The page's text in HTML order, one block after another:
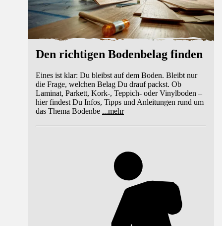
Den richtigen Bodenbelag finden
Eines ist klar: Du bleibst auf dem Boden. Bleibt nur
die Frage, welchen Belag Du drauf packst. Ob
Laminat, Parkett, Kork-, Teppich- oder Vinylboden –
hier findest Du Infos, Tipps und Anleitungen rund um
das Thema Bodenbe ...mehr